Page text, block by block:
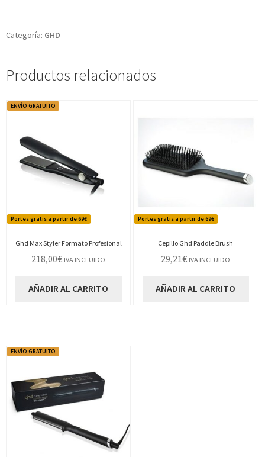
Categoría: GHD
Productos relacionados
Portes gratis a partir de 69€
ENVÍO GRATUITO
Ghd Max Styler Formato Profesional
218,00€ IVA INCLUIDO
AÑADIR AL CARRITO
Portes gratis a partir de 69€
Cepillo Ghd Paddle Brush
29,21€ IVA INCLUIDO
AÑADIR AL CARRITO
ENVÍO GRATUITO